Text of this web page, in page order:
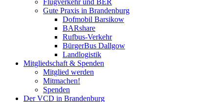
Flugverkehr und BER
Gute Praxis in Brandenburg
Dofmobil Barsikow
BARshare
Rufbus-Verkehr
BürgerBus Dallgow
Landlogistik
Mitgliedschaft & Spenden
Mitglied werden
Mitmachen!
Spenden
Der VCD in Brandenburg